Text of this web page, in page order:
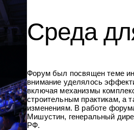
Среда
Форум был посвящен теме
внимание уделялось
включая механизмы
строительным практикам, а
изменениям. В работе
Мишустин, генеральный
РФ.